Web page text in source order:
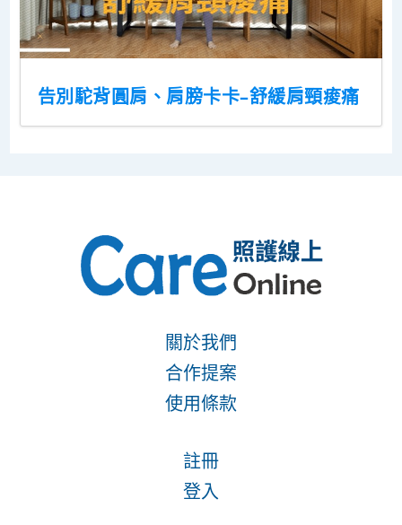
告別駝背圓肩、肩膀卡卡–舒緩肩頸痠痛
關於我們
合作提案
使用條款
註冊
登入